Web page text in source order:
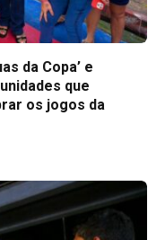
da Copa’ e
que
os jogos da